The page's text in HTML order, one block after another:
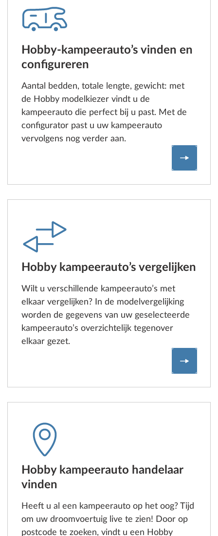
Hobby-kampeerauto’s vinden en
configureren
Aantal bedden, totale lengte, gewicht: met
de Hobby modelkiezer vindt u de
kampeerauto die perfect bij u past. Met de
configurator past u uw kampeerauto
vervolgens nog verder aan.
Hobby-
Hobby kampeerauto’s vergelijken
Wilt u verschillende kampeerauto’s met
elkaar vergelijken? In de modelvergelijking
worden de gegevens van uw geselecteerde
kampeerauto’s overzichtelijk tegenover
elkaar gezet.
Hobby
Hobby kampeerauto handelaar
vinden
Heeft u al een kampeerauto op het oog? Tijd
om uw droomvoertuig live te zien! Door op
postcode te zoeken, vindt u een Hobby